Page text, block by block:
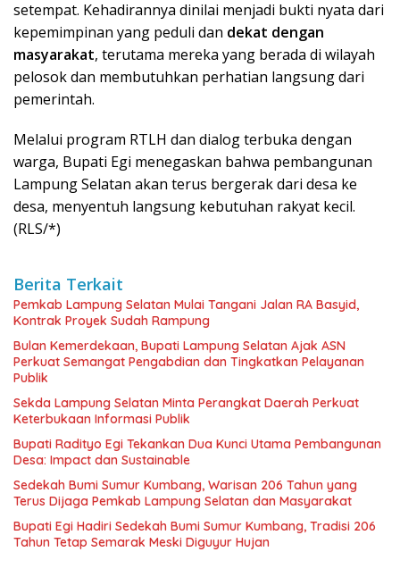
setempat. Kehadirannya dinilai menjadi bukti nyata dari
kepemimpinan yang peduli dan dekat dengan
masyarakat, terutama mereka yang berada di wilayah
pelosok dan membutuhkan perhatian langsung dari
pemerintah.
Melalui program RTLH dan dialog terbuka dengan
warga, Bupati Egi menegaskan bahwa pembangunan
Lampung Selatan akan terus bergerak dari desa ke
desa, menyentuh langsung kebutuhan rakyat kecil.
(RLS/*)
Berita Terkait
Pemkab Lampung Selatan Mulai Tangani Jalan RA Basyid,
Kontrak Proyek Sudah Rampung
Bulan Kemerdekaan, Bupati Lampung Selatan Ajak ASN
Perkuat Semangat Pengabdian dan Tingkatkan Pelayanan
Publik
Sekda Lampung Selatan Minta Perangkat Daerah Perkuat
Keterbukaan Informasi Publik
Bupati Radityo Egi Tekankan Dua Kunci Utama Pembangunan
Desa: Impact dan Sustainable
Sedekah Bumi Sumur Kumbang, Warisan 206 Tahun yang
Terus Dijaga Pemkab Lampung Selatan dan Masyarakat
Bupati Egi Hadiri Sedekah Bumi Sumur Kumbang, Tradisi 206
Tahun Tetap Semarak Meski Diguyur Hujan